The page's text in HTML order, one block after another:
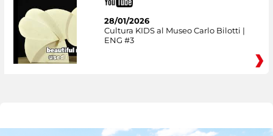
28/01/2026
Cultura KIDS al Museo Carlo Bilotti |
ENG #3